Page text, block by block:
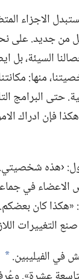
الاجزاء
من جديد.‏ على
السيئة،‏ بل
منها:‏ مكانتنا
حتى البرامج
فإن ادراك
‹هذه شخصيتي.‏
في
كان
التغييرات
الفيليبين.‏ *